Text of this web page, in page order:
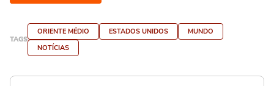
TAGS
ORIENTE MÉDIO ESTADOS UNIDOS
MUNDO
NOTÍCIAS